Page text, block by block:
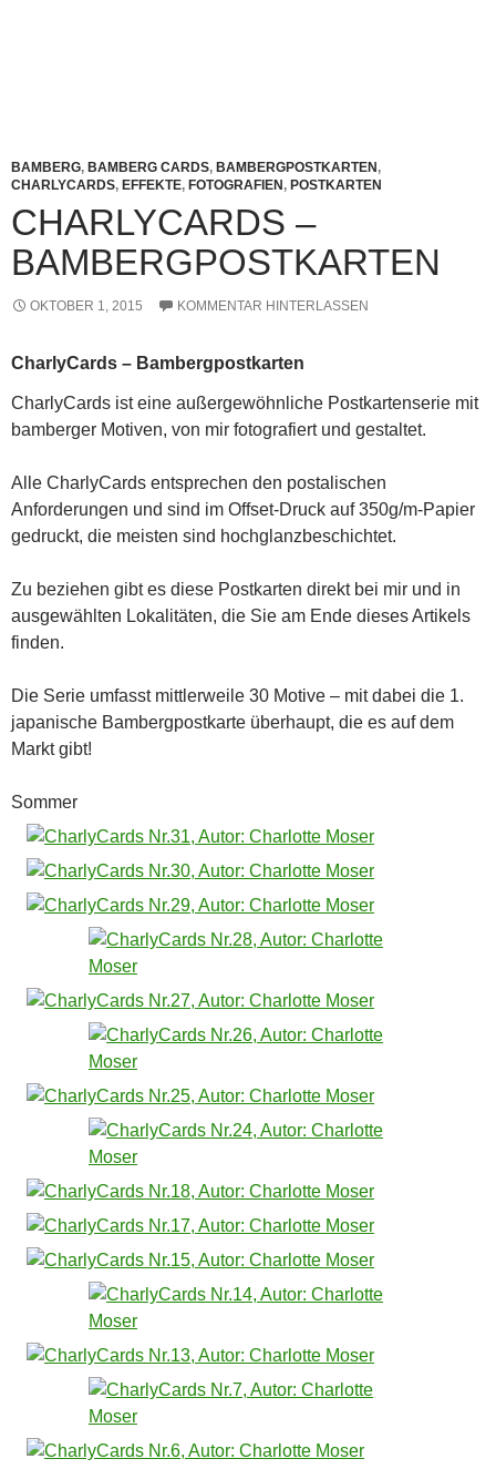
BAMBERG, BAMBERG CARDS, BAMBERGPOSTKARTEN ,
CHARLYCARDS, EFFEKTE, FOTOGRAFIEN , POSTKARTEN
CHARLYCARDS –
BAMBERGPOSTKARTEN
OKTOBER 1, 2015 KOMMENTAR HINTERLASSEN
CharlyCards – Bambergpostkarten
CharlyCards ist eine außergewöhnliche Postkartenserie mit
bamberger Motiven, von mir fotografiert und gestaltet.
Alle CharlyCards entsprechen den postalischen
Anforderungen und sind im Offset-Druck auf 350g/m-Papier
gedruckt, die meisten sind hochglanzbeschichtet.
Zu beziehen gibt es diese Postkarten direkt bei mir und in
ausgewählten Lokalitäten, die Sie am Ende dieses Artikels
finden.
Die Serie umfasst mittlerweile 30 Motive – mit dabei die 1.
japanische Bambergpostkarte überhaupt, die es auf dem
Markt gibt!
Sommer